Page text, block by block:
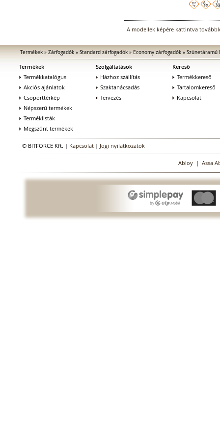
A modellek képére kattintva
Termékek» Zárfogadók» Standard zárfogadók» Economy zárfogadók» Szünetáramú
Termékek
Termékkatalógus
Akciós ajánlatok
Csoporttérkép
Népszerű termékek
Terméklisták
Megszűnt termékek
Szolgáltatások
Házhoz szállítás
Szaktanácsadás
Tervezés
Kereső
Termékkereső
Tartalomkereső
Kapcsolat
© BITFORCE Kft. | Kapcsolat | Jogi nyilatkozatok
Abloy| Assa